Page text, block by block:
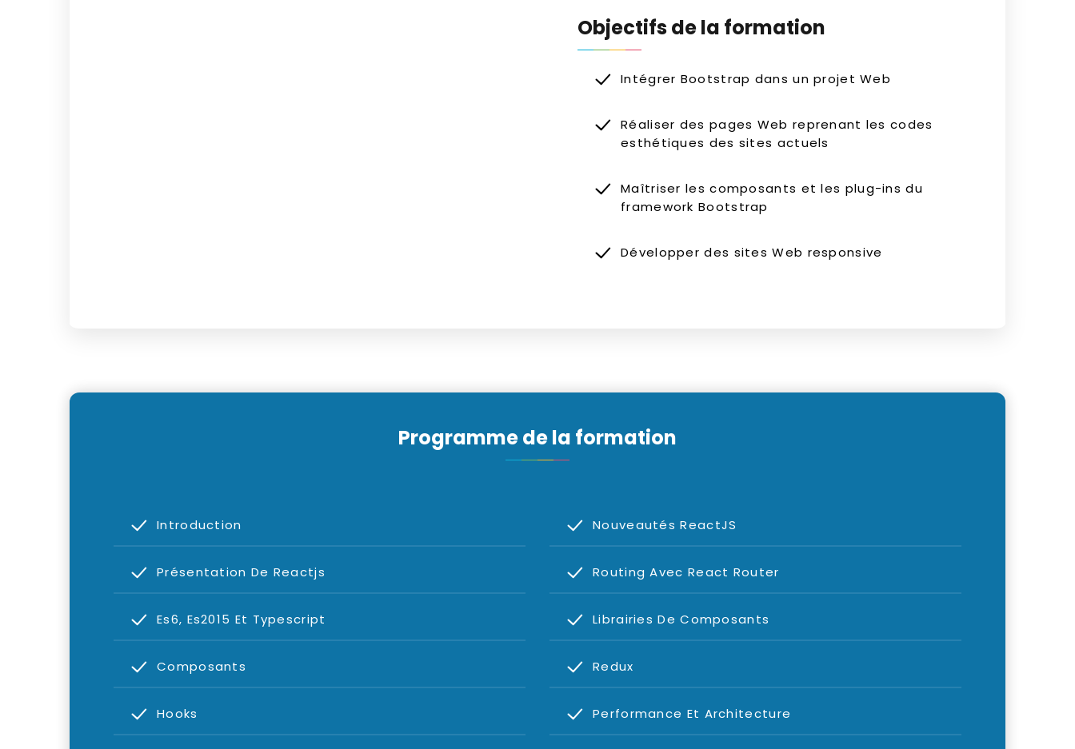
Objectifs de la formation
Intégrer Bootstrap dans un projet Web
Réaliser des pages Web reprenant les codes
esthétiques des sites actuels
Maîtriser les composants et les plug-ins du
framework Bootstrap
Développer des sites Web responsive
Programme de la formation
Introduction
Présentation De Reactjs
Es6, Es2015 Et Typescript
Composants
Hooks
Nouveautés ReactJS
Routing Avec React Router
Librairies De Composants
Redux
Performance Et Architecture